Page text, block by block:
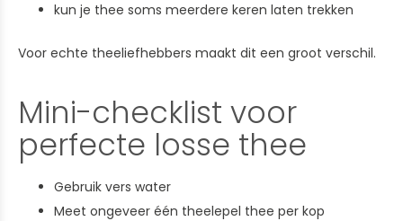
kun je thee soms meerdere keren laten trekken
Voor echte theeliefhebbers maakt dit een groot verschil.
Mini-checklist voor
perfecte losse thee
Gebruik vers water
Meet ongeveer één theelepel thee per kop